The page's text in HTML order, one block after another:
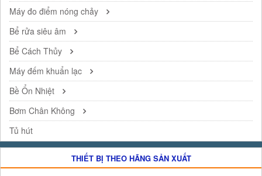
Máy đo điểm nóng chảy
Bể rửa siêu âm
Bể Cách Thủy
Máy đếm khuẩn lạc
Bề Ổn Nhiệt
Bơm Chân Không
Tủ hút
THIẾT BỊ THEO HÃNG SẢN XUẤT